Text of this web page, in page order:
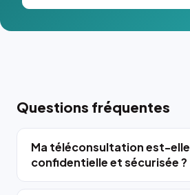
Questions fréquentes
Ma téléconsultation est-elle
confidentielle et sécurisée ?